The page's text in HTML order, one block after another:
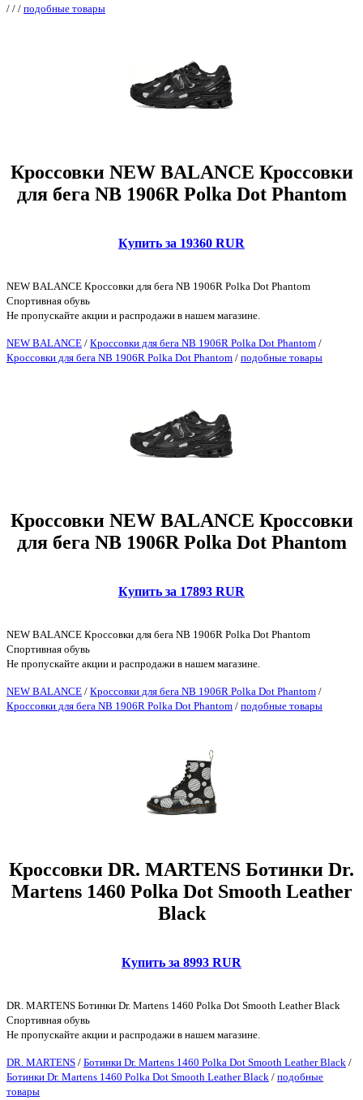
/ / / подобные товары
Кроссовки NEW BALANCE Кроссовки
для бега NB 1906R Polka Dot Phantom
Купить за 19360 RUR
NEW BALANCE Кроссовки для бега NB 1906R Polka Dot Phantom
Спортивная обувь
Не пропускайте акции и распродажи в нашем магазине.
NEW BALANCE / Кроссовки для бега NB 1906R Polka Dot Phantom /
Кроссовки для бега NB 1906R Polka Dot Phantom / подобные товары
Кроссовки NEW BALANCE Кроссовки
для бега NB 1906R Polka Dot Phantom
Купить за 17893 RUR
NEW BALANCE Кроссовки для бега NB 1906R Polka Dot Phantom
Спортивная обувь
Не пропускайте акции и распродажи в нашем магазине.
NEW BALANCE / Кроссовки для бега NB 1906R Polka Dot Phantom /
Кроссовки для бега NB 1906R Polka Dot Phantom / подобные товары
Кроссовки DR. MARTENS Ботинки Dr.
Martens 1460 Polka Dot Smooth Leather
Black
Купить за 8993 RUR
DR. MARTENS Ботинки Dr. Martens 1460 Polka Dot Smooth Leather Black
Спортивная обувь
Не пропускайте акции и распродажи в нашем магазине.
DR. MARTENS / Ботинки Dr. Martens 1460 Polka Dot Smooth Leather Black /
Ботинки Dr. Martens 1460 Polka Dot Smooth Leather Black / подобные
товары